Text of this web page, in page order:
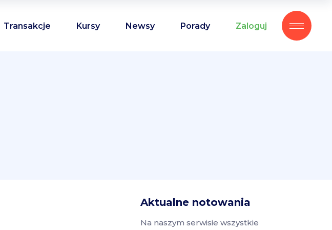
Transakcje Kursy Newsy Porady Zaloguj
Aktualne notowania
Na naszym serwisie wszystkie